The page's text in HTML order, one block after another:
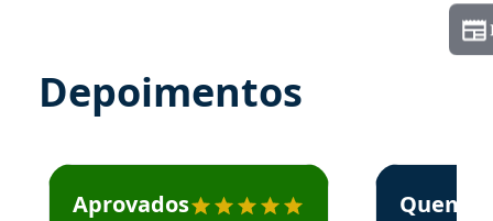
Depoimentos
Estudante José recomenda o Aprova Concursos em
Aprovados
Estudante
Quem